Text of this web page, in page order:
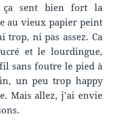
sent bien fort la
au vieux papier peint
trop, ni pas assez. Ca
et le lourdingue,
sans foutre le pied à
un peu trop happy
Mais allez, j’ai envie